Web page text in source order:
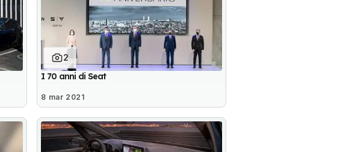
2
I 70 anni di Seat
8 mar 2021